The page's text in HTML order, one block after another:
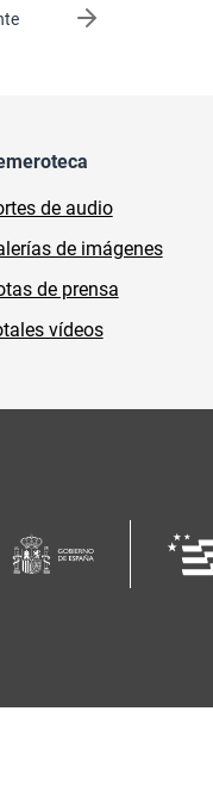
de audio
de imágenes
de prensa
vídeos